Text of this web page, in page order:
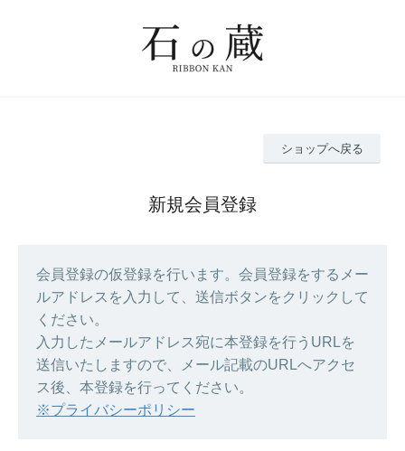
ショップへ戻る
新規会員登録
会員登録の仮登録を行います。会員登録をするメー
ルアドレスを入力して、送信ボタンをクリックして
ください。
入力したメールアドレス宛に本登録を行うURLを
送信いたしますので、メール記載のURLへアクセ
ス後、本登録を行ってください。
※プライバシーポリシー